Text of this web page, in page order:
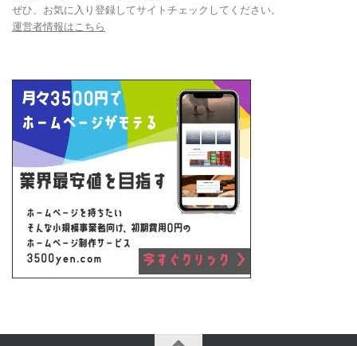
ぜひ、お気に入り登録してサイトチェックしてください。
運営者情報はこちら